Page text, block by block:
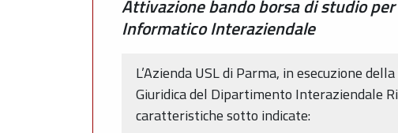
Attivazione bando borsa di studio
Informatico Interaziendale
L’Azienda USL di Parma, in esecuzione
Giuridica del Dipartimento Interaziendale
caratteristiche sotto indicate: